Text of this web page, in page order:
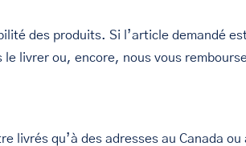
des produits. Si l’article demandé
livrer ou, encore, nous vous
livrés qu’à des adresses au Canada